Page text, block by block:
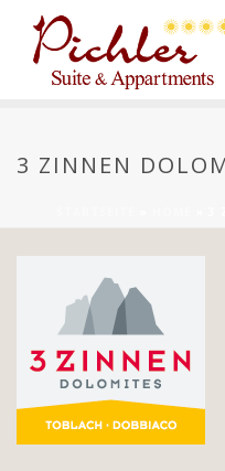
3 ZINNEN